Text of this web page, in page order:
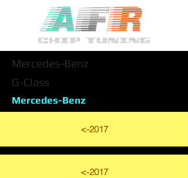
Mercedes-Benz
G-Class
Mercedes-Benz
<-2017
<-2017